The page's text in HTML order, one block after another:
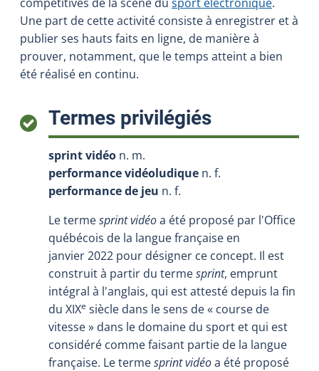
Une part de cette activité consiste à enregistrer et à
publier ses hauts faits en ligne, de manière à
prouver, notamment, que le temps atteint a bien
été réalisé en continu.
Termes privilégiés:
sprint vidéo n. m.
performance vidéoludique n. f.
performance de jeu n. f.
Le termesprint vidéoa été proposé par l'Office
québécois de la langue française en
janvier 2022 pour désigner ce concept. Il est
construit à partir du termesprint, emprunt
intégral à l'anglais, qui est attesté depuis la fin
du XIXe siècle dans le sens de « course de
vitesse » dans le domaine du sport et qui est
considéré comme faisant partie de la langue
française. Le termesprint vidéoa été proposé